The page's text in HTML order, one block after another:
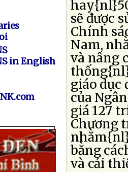
in English
sẽ được
Chính
Nam,
và nâng
giáo dục
của
giá 127
Chương
bằng
và cải